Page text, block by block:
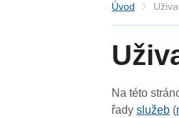
Úvod
Na této
řadyslužeb (